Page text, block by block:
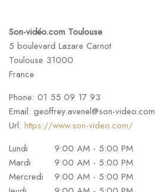
Son-vidéo.com Toulouse
5 boulevard Lazare Carnot
Toulouse 31000
France
Phone: 01 55 09 17 93
Email: geoffrey.avenel@son-video.com
Url: https://www.son-video.com/
Lundi
9:00 AM - 5:00 PM
Mardi
9:00 AM - 5:00 PM
Mercredi
9:00 AM - 5:00 PM